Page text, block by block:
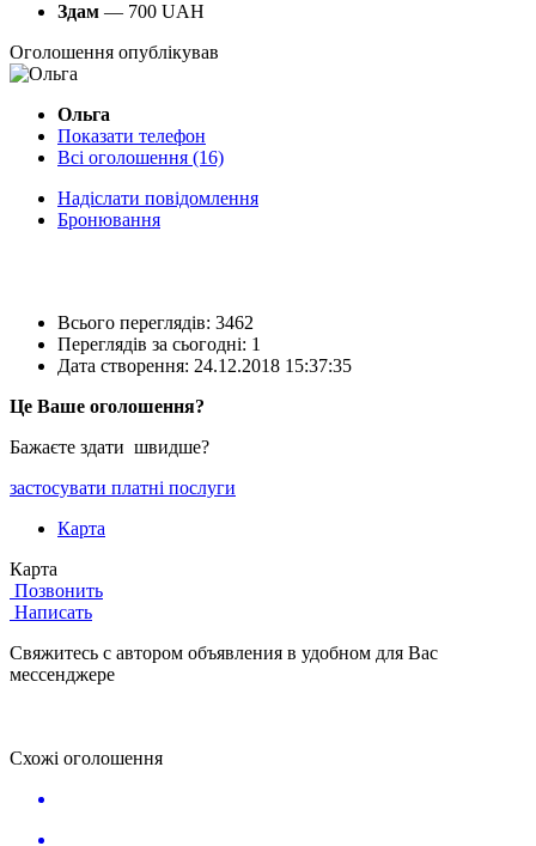
Здам — 700 UAH
Оголошення опублікував
Ольга
Показати телефон
Всі оголошення (16)
Надіслати повідомлення
Бронювання
Всього переглядів: 3462
Переглядів за сьогодні: 1
Дата створення: 24.12.2018 15:37:35
Це Ваше оголошення?
Бажаєте здати швидше?
застосувати платні послуги
Карта
Карта
Позвонить
Написать
Свяжитесь с автором объявления в удобном для Вас
мессенджере
Схожі оголошення